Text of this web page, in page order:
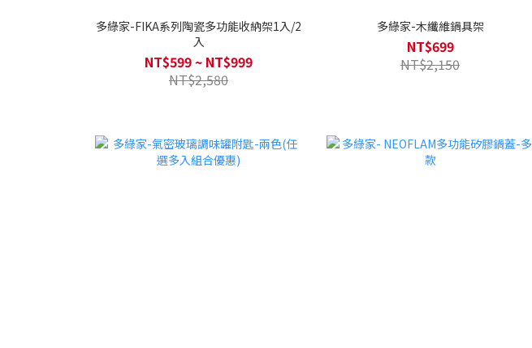
多綠家-FIKA系列陶瓷多功能收納架1入/2
入
NT$599 ~ NT$999
NT$2,580
多綠家-木纖維鍋具架
NT$699
NT$2,150